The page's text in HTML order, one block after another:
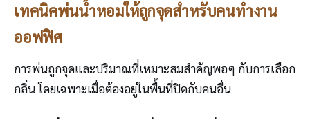
เทคนิคพ่นน้ำหอมให้ถูกจุดสำหรับคนทำงาน
ออฟฟิศ
การพ่นถูกจุดและปริมาณที่เหมาะสมสำคัญพอๆ กับการเลือก
กลิ่น โดยเฉพาะเมื่อต้องอยู่ในพื้นที่ปิดกับคนอื่น